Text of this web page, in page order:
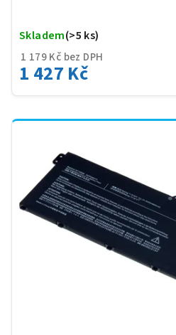
1 179 Kč bez DPH
1 427 Kč
Skladem(>5 ks)